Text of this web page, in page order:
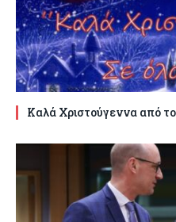
Καλά Χριστούγεννα από